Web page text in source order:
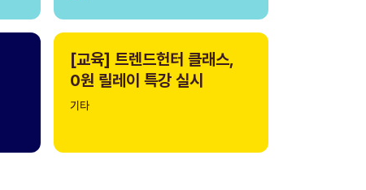
[교육] 트렌드헌터 클래스,
0원 릴레이 특강 실시
기타